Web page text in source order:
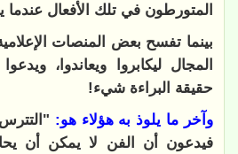
المتورطون في تلك الأفعال عندما
بينما تفسح بعض المنصات
المجال ليكابروا ويعاندوا،
حقيقة البراءة شيء!
وآخر ما يلوذ به هؤلاء هو: "التترس
فيدعون أن الفن لا يمكن أن